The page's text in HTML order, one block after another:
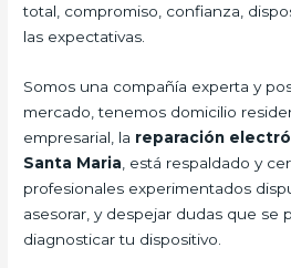
total, compromiso, confianza,
las expectativas.
Somos una compañía experta y
mercado, tenemos domicilio
empresarial, la reparación
Santa Maria , está respaldado y
profesionales experimentados
asesorar, y despejar dudas que se
diagnosticar tu dispositivo.